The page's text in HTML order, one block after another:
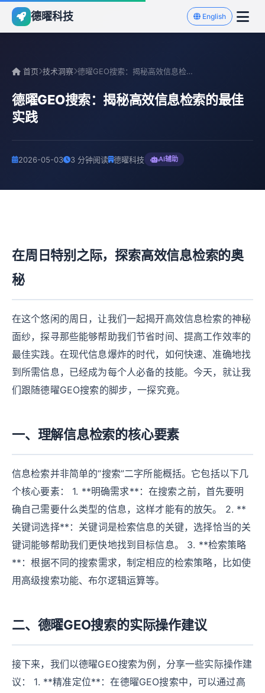
德曜科技 English
首页 技术洞察 德曜GEO搜索：揭秘高效信息检索的最佳实践
德曜GEO搜索：揭秘高效信息检索的最佳
实践
2026-05-03 3 分钟阅读 德曜科技 AI辅助
在周日特别之际，探索高效信息检索的奥
秘
在这个悠闲的周日，让我们一起揭开高效信息检索的神秘
面纱，探寻那些能够帮助我们节省时间、提高工作效率的
最佳实践。在现代信息爆炸的时代，如何快速、准确地找
到所需信息，已经成为每个人必备的技能。今天，就让我
们跟随德曜GEO搜索的脚步，一探究竟。
一、理解信息检索的核心要素
信息检索并非简单的“搜索”二字所能概括。它包括以下几
个核心要素： 1. **明确需求**：在搜索之前，首先要明
确自己需要什么类型的信息，这样才能有的放矢。 2. **
关键词选择**：关键词是检索信息的关键，选择恰当的关
键词能够帮助我们更快地找到目标信息。 3. **检索策略
**：根据不同的搜索需求，制定相应的检索策略，比如使
用高级搜索功能、布尔逻辑运算等。
二、德曜GEO搜索的实际操作建议
接下来，我们以德曜GEO搜索为例，分享一些实际操作建
议： 1. **精准定位**：在德曜GEO搜索中，可以通过高